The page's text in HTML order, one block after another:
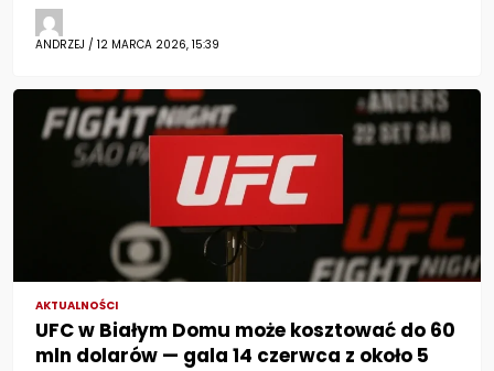
ANDRZEJ / 12 MARCA 2026, 15:39
AKTUALNOŚCI
UFC w Białym Domu może kosztować do 60
mln dolarów — gala 14 czerwca z około 5